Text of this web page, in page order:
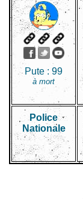
Pute : 99
à mort
Police
Nationale